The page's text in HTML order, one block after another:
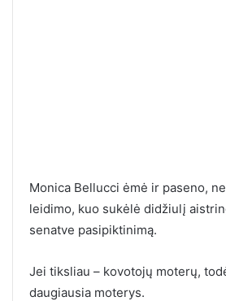
Monica Bellucci ėmė ir paseno,
leidimo, kuo sukėlė didžiulį
senatve pasipiktinimą.
Jei tiksliau – kovotojų moterų,
daugiausia moterys.